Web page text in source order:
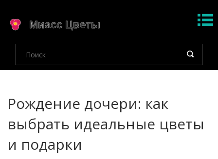
Рождение дочери: как
выбрать идеальные цветы
и подарки